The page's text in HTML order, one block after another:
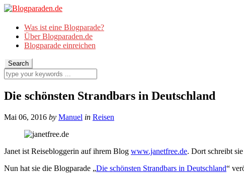
Was ist eine Blogparade?
Über Blogparaden.de
Blogparade einreichen
Die schönsten Strandbars in Deutschland
Mai 06, 2016 by Manuel in Reisen
Janet ist Reisebloggerin auf ihrem Blog www.janetfree.de. Dort schreibt
Nun hat sie die Blogparade „Die schönsten Strandbars in Deutschland“